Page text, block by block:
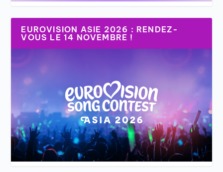
EUROVISION ASIE 2026 : RENDEZ-
VOUS LE 14 NOVEMBRE !